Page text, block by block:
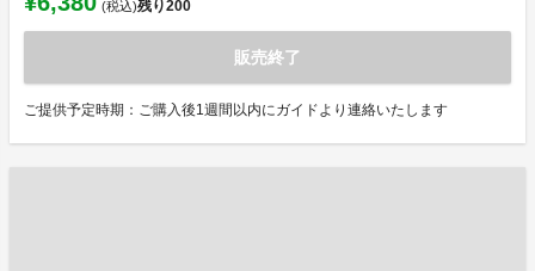
(税込)残り200
販売終了
ご提供予定時期：ご購入後1週間以内にガイドより連絡いたします